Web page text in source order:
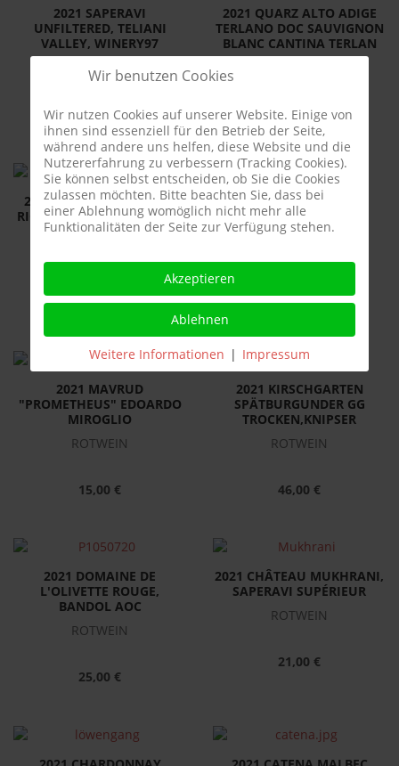
2021 SAPERAVI
UNFILTERED, TELIANI
VALLEY, WINERY97
ROTWEIN
15,50 €
2021 QUARZ ALTO ADIGE
TERLANO DOC SAUVIGNON
BLANC CANTINA TERLAN
60,00 €
2021 PRIMICIA CRIANZA,
RIOJA DOC-BODEGAS CASA
PRIMICIA
11,50 €
2021 MOULIN Á VENT,
GILLES GELIN
ROTWEIN
2021 MAVRUD
"PROMETHEUS" EDOARDO
MIROGLIO
ROTWEIN
15,00 €
2021 KIRSCHGARTEN
SPÄTBURGUNDER GG
TROCKEN,KNIPSER
ROTWEIN
46,00 €
2021 DOMAINE DE
L'OLIVETTE ROUGE,
BANDOL AOC
ROTWEIN
25,00 €
2021 CHÂTEAU MUKHRANI,
SAPERAVI SUPÉRIEUR
ROTWEIN
21,00 €
Wir benutzen Cookies
Wir nutzen Cookies auf unserer Website. Einige von
ihnen sind essenziell für den Betrieb der Seite,
während andere uns helfen, diese Website und die
Nutzererfahrung zu verbessern (Tracking Cookies).
Sie können selbst entscheiden, ob Sie die Cookies
zulassen möchten. Bitte beachten Sie, dass bei
einer Ablehnung womöglich nicht mehr alle
Funktionalitäten der Seite zur Verfügung stehen.
Akzeptieren
Ablehnen
Weitere Informationen | Impressum